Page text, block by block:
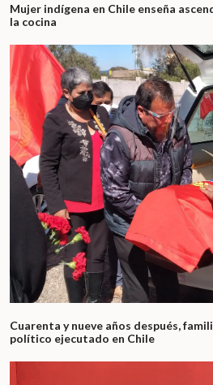
Mujer indígena en Chile enseña
la cocina
Cuarenta y nueve años después,
político ejecutado en Chile